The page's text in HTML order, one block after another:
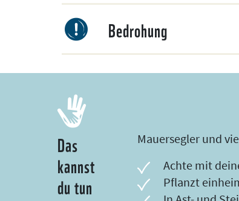
Bedrohung
Das
kannst
du tun
Mauersegler und
Achte mit
Pflanzt